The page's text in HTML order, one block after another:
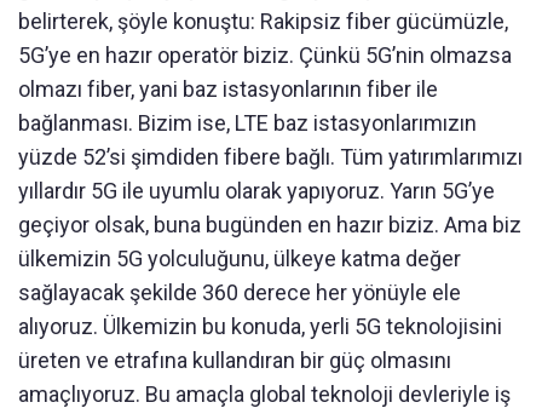
belirterek, şöyle konuştu: Rakipsiz fiber gücümüzle,
5G’ye en hazır operatör biziz. Çünkü 5G’nin olmazsa
olmazı fiber, yani baz istasyonlarının fiber ile
bağlanması. Bizim ise, LTE baz istasyonlarımızın
yüzde 52’si şimdiden fibere bağlı. Tüm yatırımlarımızı
yıllardır 5G ile uyumlu olarak yapıyoruz. Yarın 5G’ye
geçiyor olsak, buna bugünden en hazır biziz. Ama biz
ülkemizin 5G yolculuğunu, ülkeye katma değer
sağlayacak şekilde 360 derece her yönüyle ele
alıyoruz. Ülkemizin bu konuda, yerli 5G teknolojisini
üreten ve etrafına kullandıran bir güç olmasını
amaçlıyoruz. Bu amaçla global teknoloji devleriyle iş